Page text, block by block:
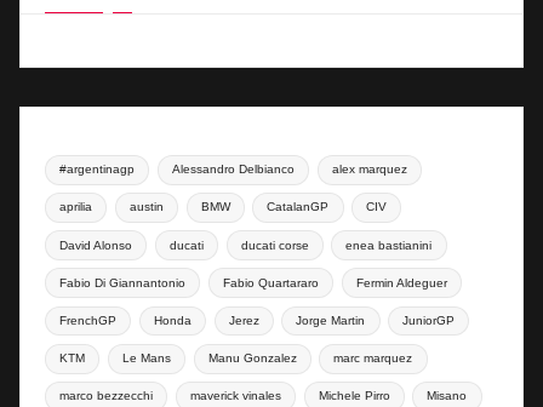
#argentinagp Alessandro Delbianco alex marquez
aprilia austin BMW CatalanGP CIV
David Alonso ducati ducati corse enea bastianini
Fabio Di Giannantonio Fabio Quartararo Fermin Aldeguer
FrenchGP Honda Jerez Jorge Martin JuniorGP
KTM Le Mans Manu Gonzalez marc marquez
marco bezzecchi maverick vinales Michele Pirro Misano